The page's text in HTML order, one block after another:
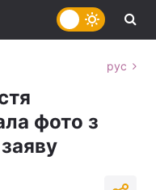
рус
фото з